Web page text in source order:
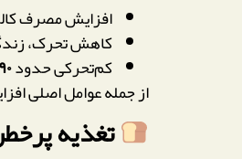
افزایش مصرف کالری روزانه از
کاهش تحرک،
کم‌تحرکی حدود۹۰ درصد جمعیت
از جمله عوامل اصلی
تغذیه